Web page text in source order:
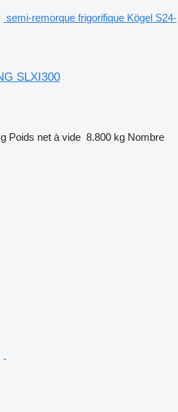
semi-remorque frigorifique Kögel S24-
SLXI300
Poids net à vide 8.800 kg Nombre